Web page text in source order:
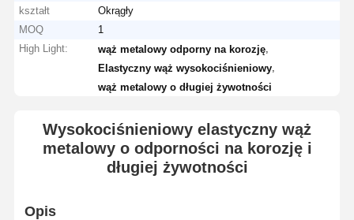
kształt
Okrągły
MOQ
1
High Light:
wąż metalowy odporny na korozję
Elastyczny wąż wysokociśnieniowy
wąż metalowy o długiej żywotności
Wysokociśnieniowy elastyczny wąż
metalowy o odporności na korozję i
długiej żywotności
Opis